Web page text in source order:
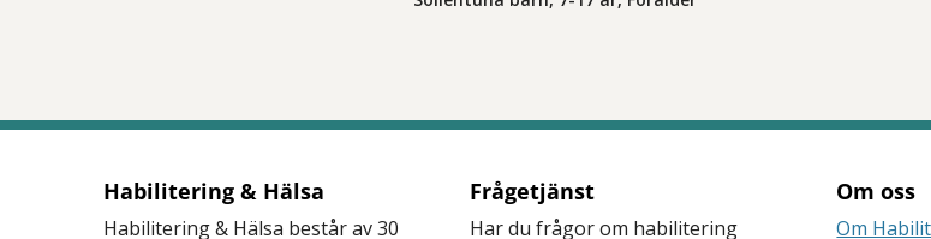
Habilitering & Hälsa
Habilitering & Hälsa består av 30
Frågetjänst
Har du frågor om habilitering
Om oss
Om